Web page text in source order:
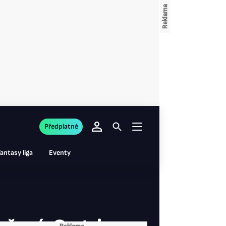
liga Eventy
Předplatné